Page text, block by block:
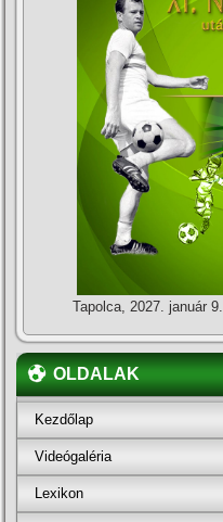
Tapolca, 2027. január 9.
OLDALAK
Kezdőlap
Videógaléria
Lexikon